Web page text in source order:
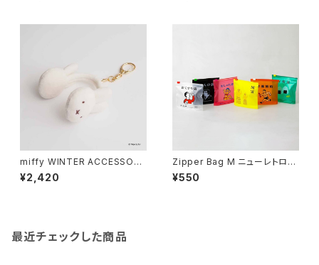
miffy WINTER ACCESSORY
S MINI イヤマフチャーム ミッフ
ィー
¥2,420
Zipper Bag M ニューレトロ
ジッパーバッグ M （6枚入り）
¥550
最近チェックした商品